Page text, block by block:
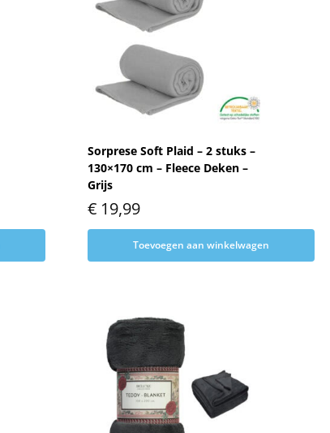
Sorprese Soft Plaid – 2 stuks –
130×170 cm – Fleece Deken –
Grijs
€19,99
Toevoegen aan winkelwagen